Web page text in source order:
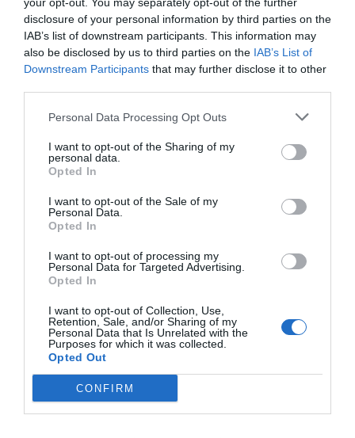
disclosure of your personal information by third parties on the
IAB’s list of downstream participants. This information may
also be disclosed by us to third parties on the IAB’s List of
Downstream Participants that may further disclose it to other
Personal Data Processing Opt Outs
I want to opt-out of the Sharing of my
personal data.
Opted In
I want to opt-out of the Sale of my
Personal Data.
Opted In
I want to opt-out of processing my
Personal Data for Targeted Advertising.
Opted In
I want to opt-out of Collection, Use,
Retention, Sale, and/or Sharing of my
Personal Data that Is Unrelated with the
Purposes for which it was collected.
Opted Out
CONFIRM
Utflykt
Övriga Europa Grillat Grillspett
E-mail Skriv ut
Uppskattat näringsvärde per portion:
Publicerat:2017-09-16,Uppdaterat: 2021-01-26
Författare:Henrik
Mattsson
Jag är matskribent samt kock
med en fil. kand i
Måltidsvetenskap från
restauranghögskolan i Grythyttan. På denna sida
delar jag med mig av tusentals olika recept för alla
smaker - noviser som hemmakockar. Alla recept